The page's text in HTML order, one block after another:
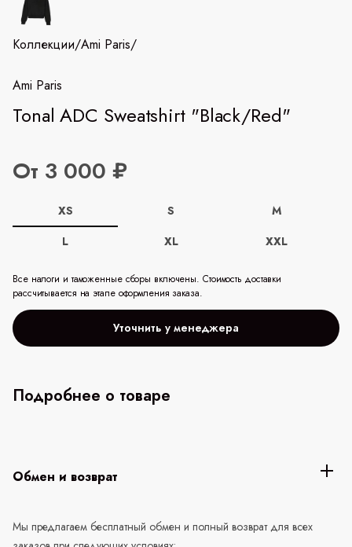
Коллекции/Ami Paris/
Ami Paris
Tonal ADC Sweatshirt "Black/Red"
От 3 000 ₽
XS S
M
L
XL XXL
Все налоги и таможенные сборы включены. Стоимость доставки
рассчитывается на этапе оформления заказа.
Уточнить у менеджера
Подробнее о товаре
Обмен и возврат
Мы предлагаем бесплатный обмен и полный возврат для всех